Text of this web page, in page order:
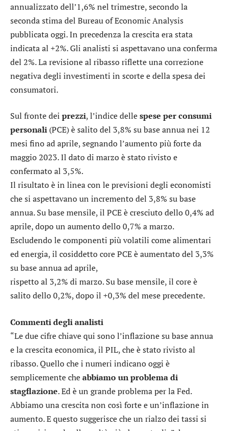
annualizzato dell’1,6% nel trimestre, secondo la
seconda stima del Bureau of Economic Analysis
pubblicata oggi. In precedenza la crescita era stata
indicata al +2%. Gli analisti si aspettavano una conferma
del 2%. La revisione al ribasso riflette una correzione
negativa degli investimenti in scorte e della spesa dei
consumatori.
Sul fronte dei prezzi, l’indice dellespese per consumi
personali (PCE) è salito del 3,8% su base annua nei 12
mesi fino ad aprile, segnando l’aumento più forte da
maggio 2023. Il dato di marzo è stato rivisto e
confermato al 3,5%.
Il risultato è in linea con le previsioni degli economisti
che si aspettavano un incremento del 3,8% su base
annua. Su base mensile, il PCE è cresciuto dello 0,4% ad
aprile, dopo un aumento dello 0,7% a marzo.
Escludendo le componenti più volatili come alimentari
ed energia, il cosiddetto core PCE è aumentato del 3,3%
su base annua ad aprile,
rispetto al 3,2% di marzo. Su base mensile, il core è
salito dello 0,2%, dopo il +0,3% del mese precedente.
Commenti degli analisti
“Le due cifre chiave qui sono l’inflazione su base annua
e la crescita economica, il PIL, che è stato rivisto al
ribasso. Quello che i numeri indicano oggi è
semplicemente cheabbiamo un problema di
stagflazione. Ed è un grande problema per la Fed.
Abbiamo una crescita non così forte e un’inflazione in
aumento. E questo suggerisce che un rialzo dei tassi si